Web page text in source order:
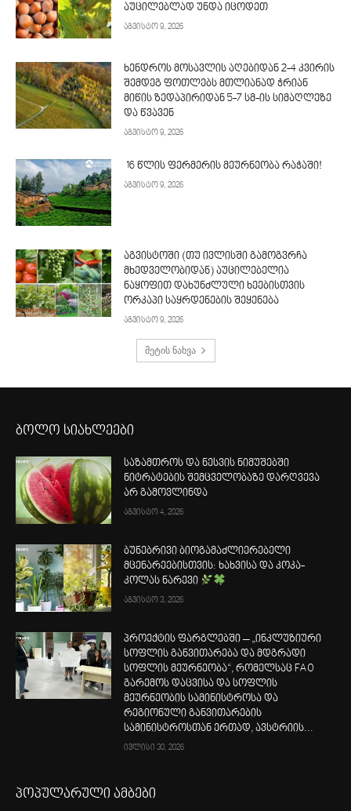
აუცილებლად უნდა იცოდეთ
აგვისტო 9, 2026
ხენდროს მოსავლის აღე­ბიდან 2-4 კვირის
შემდეგ ფოთლებს მთლი­ანად ჭრიან
მიწის ზედაპირიდან 5-7 სმ-ის სიმაღლეზე
და წვავენ
აგვისტო 9, 2026
16 წლის ფერმერის მეურნეობა რაჭაში!
აგვისტო 9, 2026
აგვისტოში (თუ ივლისში გამოგვრჩა
მხედველობიდან) აუცილებელია
ნაყოფით დახუნძლული ხეებისთვის
ორკაპი საყრდენების შეყენება
აგვისტო 9, 2026
მეტის ნახვა
ბოლო სიახლეები
საზამთროს და ნესვის ნიმუშებში
ნიტრატების შემცველობაზე დარღვევა
არ გამოვლინდა
აგვისტო 4, 2026
ბუნებრივი ბიოგამაძლიერებელი
მცენარეებისთვის: ხახვისა და კოკა-
კოლას ნარევი
აგვისტო 3, 2026
პროექტის ფარგლებში – „ინკლუზიური
სოფლის განვითარება და მდგრადი
სოფლის მეურნეობა“, რომელსაც FAO
გარემოს დაცვისა და სოფლის
მეურნეობის სამინისტროსა და
რეგიონული განვითარების
სამინისტროსთან ერთად, ავსტრიის...
ივლისი 30, 2026
პოპულარული ამბები